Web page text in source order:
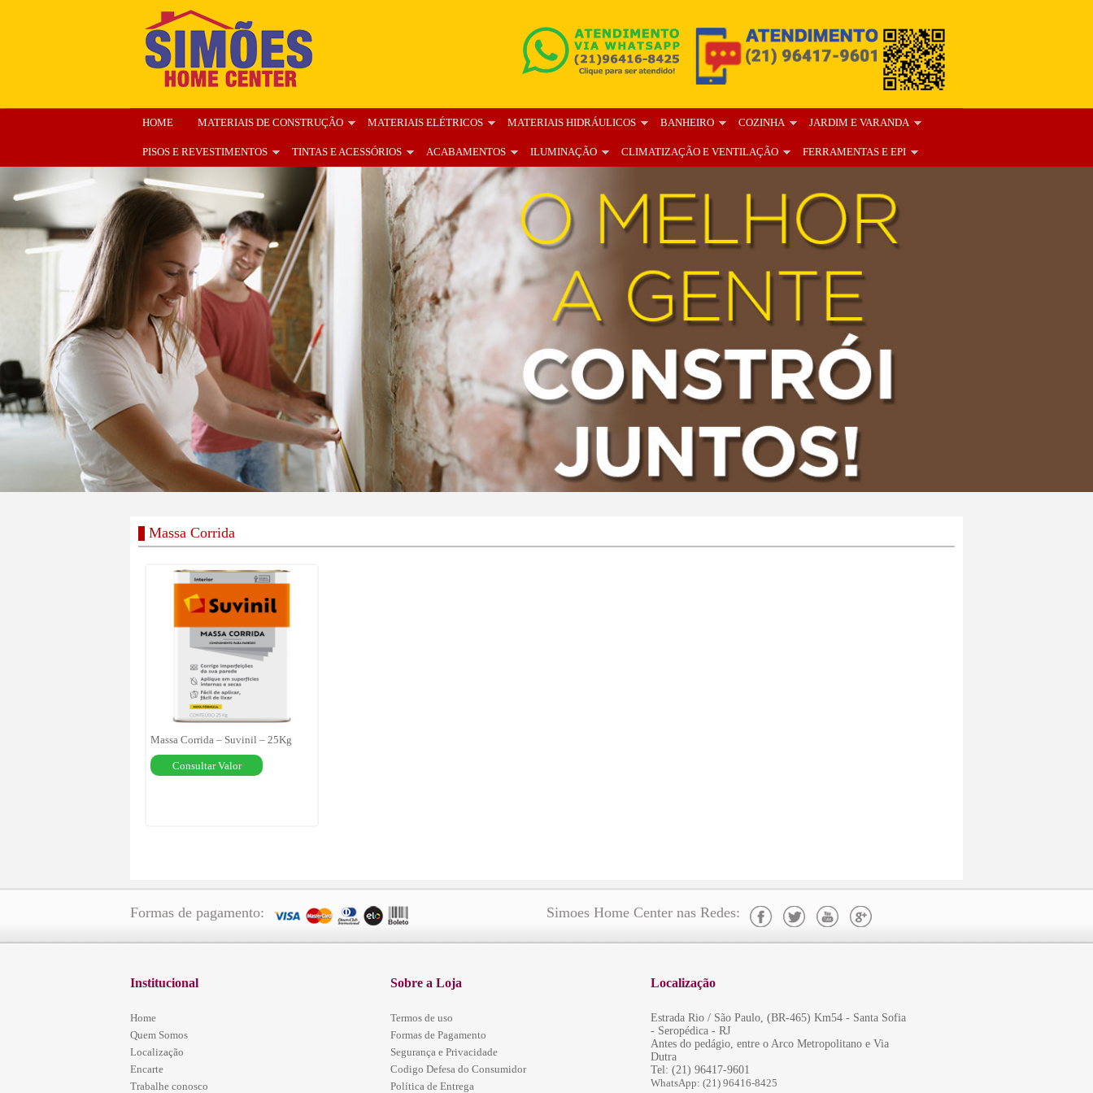
HOME MATERIAIS DE CONSTRUÇÃO MATERIAIS ELÉTRICOS MATERIAIS HIDRÁULICOS BANHEIRO COZINHA JARDIM E VARANDA
PISOS E REVESTIMENTOS TINTAS E ACESSÓRIOS ACABAMENTOS ILUMINAÇÃO CLIMATIZAÇÃO E VENTILAÇÃO FERRAMENTAS E EPI
ENCARTE ORÇAMENTOS BLOG FALE CONOSCO
Massa Corrida
Massa Corrida – Suvinil – 25Kg
Consultar Valor
Formas de pagamento: Simoes Home Center nas Redes:
Institucional
Home
Quem Somos
Localização
Encarte
Trabalhe conosco
Sobre a Loja
Termos de uso
Formas de Pagamento
Segurança e Privacidade
Codigo Defesa do Consumidor
Política de Entrega
Localização
Estrada Rio / São Paulo, (BR-465) Km54 - Santa Sofia
- Seropédica - RJ
Antes do pedágio, entre o Arco Metropolitano e Via
Dutra
Tel: (21) 96417-9601
WhatsApp: (21) 96416-8425